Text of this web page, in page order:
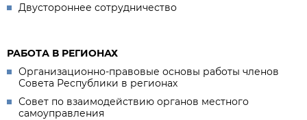
Двустороннее сотрудничество
РАБОТА В РЕГИОНАХ
Организационно-правовые основы работы членов
Совета Республики в регионах
Совет по взаимодействию органов местного
самоуправления